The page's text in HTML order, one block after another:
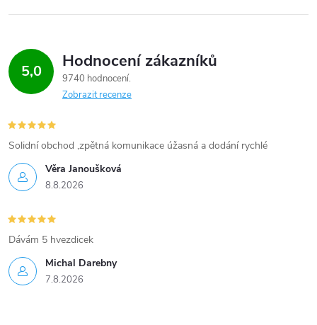
ý
p
i
s
u
5,0 Hodnocení zákazníků
9740 hodnocení
Zobrazit recenze
Věra Janoušková
8.8.2026
Solidní obchod ,zpětná komunikace úžasná a dodání rychlé
Michal Darebny
7.8.2026
Dávám 5 hvezdicek